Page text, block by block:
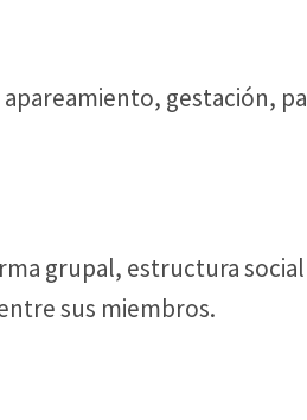
gestación,
grupal, estructura
sus miembros.